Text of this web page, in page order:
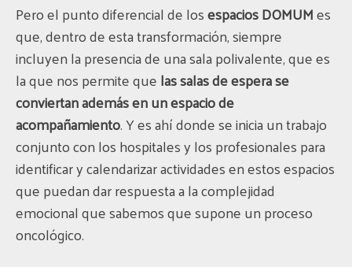
Pero el punto diferencial de losespacios DOMUMes
que, dentro de esta transformación, siempre
incluyen la presencia de una sala polivalente, que es
la que nos permite quelas salas de espera se
conviertan además en un espacio de
acompañamiento. Y es ahí donde se inicia un trabajo
conjunto con los hospitales y los profesionales para
identificar y calendarizar actividades en estos espacios
que puedan dar respuesta a la complejidad
emocional que sabemos que supone un proceso
oncológico.